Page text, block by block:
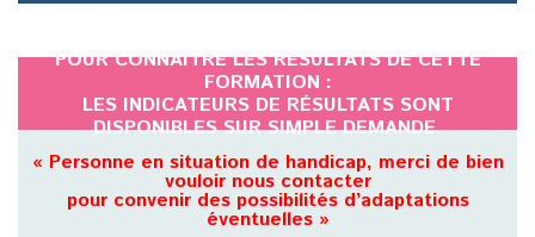
POUR CONNAÎTRE LES RÉSULTATS DE CETTE
FORMATION :
LES INDICATEURS DE RÉSULTATS SONT
DISPONIBLES SUR SIMPLE DEMANDE.
« Personne en situation de handicap, merci de bien
vouloir nous contacter
pour convenir des possibilités d’adaptations
éventuelles »